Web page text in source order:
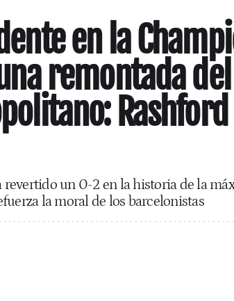
en la
remontada
revertido un 0-2 en la historia de la
la moral de los barcelonistas